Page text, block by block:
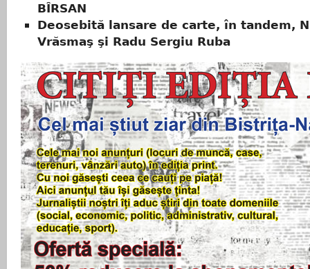
BÎRSAN
Deosebită lansare de carte, în tandem,
Vrăsmaş şi Radu Sergiu Ruba